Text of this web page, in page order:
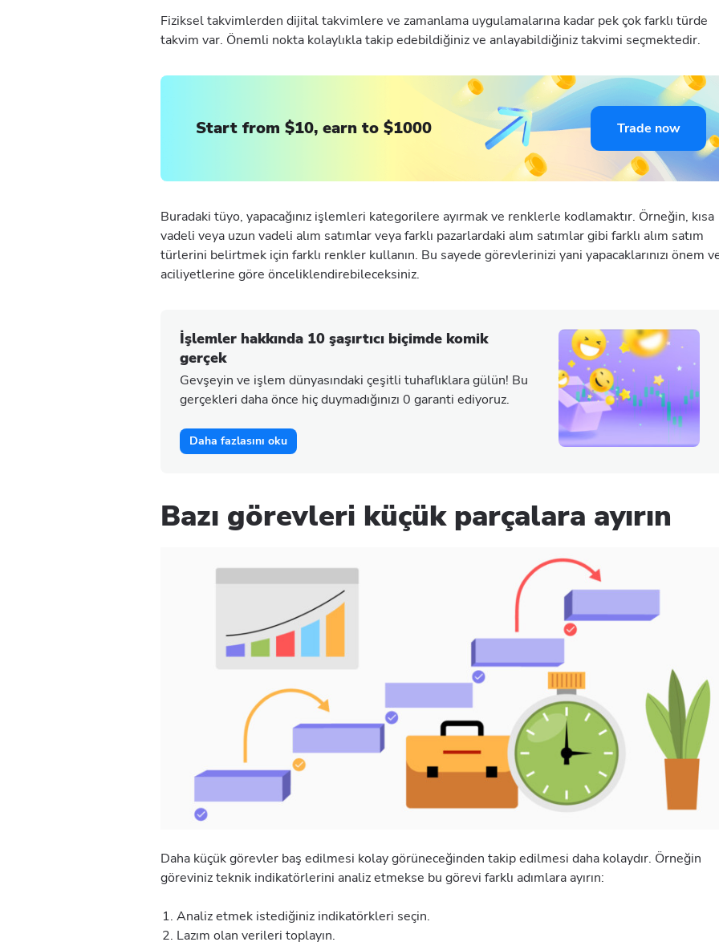
Fiziksel takvimlerden dijital takvimlere ve zamanlama uygulamalarına kadar pek çok farklı türde
takvim var. Önemli nokta kolaylıkla takip edebildiğiniz ve anlayabildiğiniz takvimi seçmektedir.
Start from $10, earn to $1000 Trade now
Buradaki tüyo, yapacağınız işlemleri kategorilere ayırmak ve renklerle kodlamaktır. Örneğin, kısa
vadeli veya uzun vadeli alım satımlar veya farklı pazarlardaki alım satımlar gibi farklı alım satım
türlerini belirtmek için farklı renkler kullanın. Bu sayede görevlerinizi yani yapacaklarınızı önem
aciliyetlerine göre önceliklendirebileceksiniz.
İşlemler hakkında 10 şaşırtıcı biçimde komik
gerçek
Gevşeyin ve işlem dünyasındaki çeşitli tuhaflıklara gülün! Bu
gerçekleri daha önce hiç duymadığınızı 0 garanti ediyoruz.
Daha fazlasını oku
Bazı görevleri küçük parçalara ayırın
Daha küçük görevler baş edilmesi kolay görüneceğinden takip edilmesi daha kolaydır. Örneğin
göreviniz teknik indikatörlerini analiz etmekse bu görevi farklı adımlara ayırın:
Analiz etmek istediğiniz indikatörkleri seçin.
Lazım olan verileri toplayın.